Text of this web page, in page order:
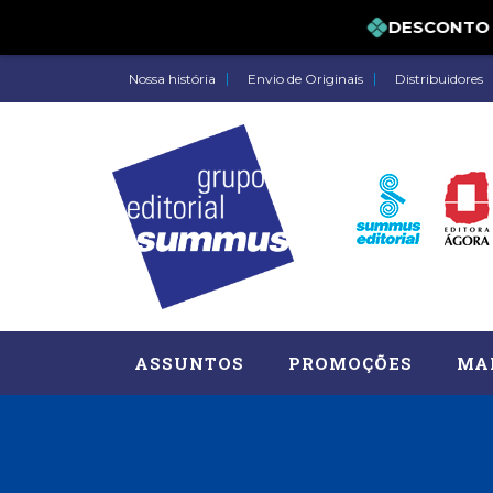
DESCONTO
Nossa história Envio de Originais Distribuidores
ASSUNTOS PROMOÇÕES